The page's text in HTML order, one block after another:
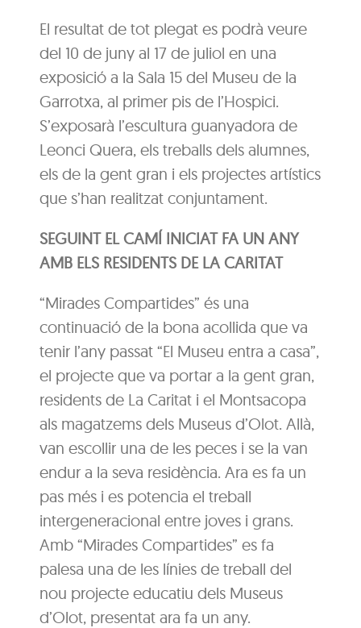
El resultat de tot plegat es podrà veure
del 10 de juny al 17 de juliol en una
exposició a la Sala 15 del Museu de la
Garrotxa, al primer pis de l’Hospici.
S’exposarà l’escultura guanyadora de
Leonci Quera, els treballs dels alumnes,
els de la gent gran i els projectes artístics
que s’han realitzat conjuntament.
SEGUINT EL CAMÍ INICIAT FA UN ANY
AMB ELS RESIDENTS DE LA CARITAT
“Mirades Compartides” és una
continuació de la bona acollida que va
tenir l’any passat “El Museu entra a casa”,
el projecte que va portar a la gent gran,
residents de La Caritat i el Montsacopa
als magatzems dels Museus d’Olot. Allà,
van escollir una de les peces i se la van
endur a la seva residència. Ara es fa un
pas més i es potencia el treball
intergeneracional entre joves i grans.
Amb “Mirades Compartides” es fa
palesa una de les línies de treball del
nou projecte educatiu dels Museus
d’Olot, presentat ara fa un any.